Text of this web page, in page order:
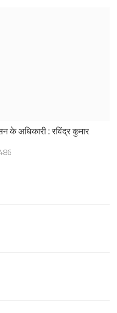
अधिकारी : रविंद्र कुमार